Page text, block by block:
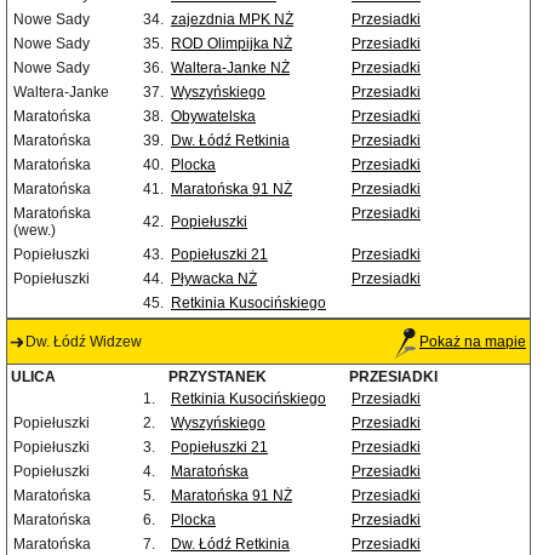
Nowe Sady
34. zajezdnia MPK NŻ
Przesiadki
Nowe Sady
35. ROD Olimpijka NŻ
Przesiadki
Nowe Sady
36. Waltera-Janke NŻ
Przesiadki
Waltera-Janke
37. Wyszyńskiego
Przesiadki
Maratońska
38. Obywatelska
Przesiadki
Maratońska
39. Dw. Łódź Retkinia
Przesiadki
Maratońska
40. Plocka
Przesiadki
Maratońska
41. Maratońska 91 NŻ
Przesiadki
Maratońska
(wew.)
42. Popiełuszki Przesiadki
Popiełuszki 43. Popiełuszki 21
Przesiadki
Popiełuszki
44. Pływacka NŻ
Przesiadki
45. Retkinia Kusocińskiego
Dw. Łódź Widzew Pokaż na mapie
ULICA PRZYSTANEK
PRZESIADKI
1.
Retkinia Kusocińskiego
Przesiadki
Popiełuszki
2. Wyszyńskiego
Przesiadki
Popiełuszki
3. Popiełuszki 21
Przesiadki
Popiełuszki
4. Maratońska
Przesiadki
Maratońska
5. Maratońska 91 NŻ
Przesiadki
Maratońska
6. Plocka
Przesiadki
Maratońska
7. Dw. Łódź Retkinia
Przesiadki